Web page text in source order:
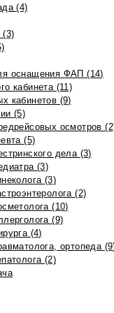
(4)
(3)
оснащения ФАП (14)
кабинета (11)
кабинетов (9)
(5)
осмотров
(5)
дела (3)
(3)
(3)
(2)
(10)
(9)
(4)
ортопеда
(2)